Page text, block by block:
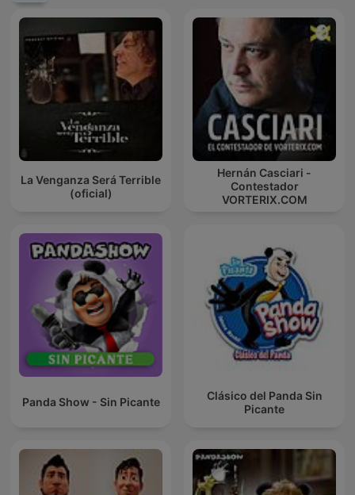
La Venganza Será Terrible
(oficial)
Hernán Casciari -
Contestador
VORTERIX.COM
Panda Show - Sin Picante
Clásico del Panda Sin
Picante